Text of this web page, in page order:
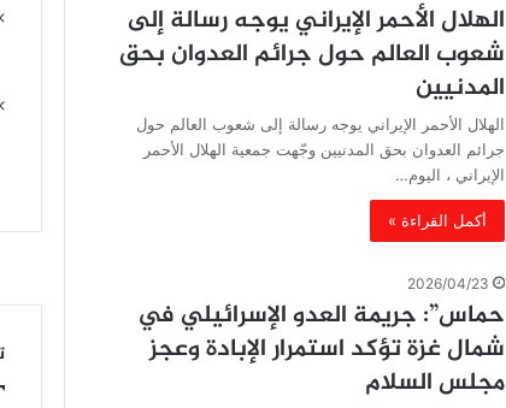
الهلال الأحمر الإيراني يوجه رسالة إلى
شعوب العالم حول جرائم العدوان بحق
المدنيين
الهلال الأحمر الإيراني يوجه رسالة إلى شعوب العالم حول
جرائم العدوان بحق المدنيين وجّهت جمعية الهلال الأحمر
الإيراني ، اليوم…
أكمل القراءة »
2026/04/23
حماس”: جريمة العدو الإسرائيلي في
شمال غزة تؤكد استمرار الإبادة وعجز
مجلس السلام